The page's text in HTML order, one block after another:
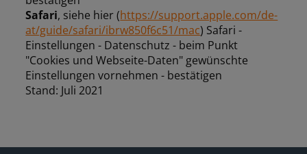
Safari, siehe hier (https://support.apple.com/de-
at/guide/safari/ibrw850f6c51/mac) Safari -
Einstellungen - Datenschutz - beim Punkt
"Cookies und Webseite-Daten" gewünschte
Einstellungen vornehmen - bestätigen
Stand: Juli 2021